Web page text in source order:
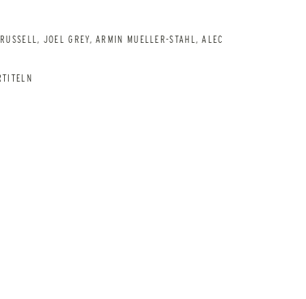
JOEL GREY, ARMIN MUELLER-STAHL, ALEC